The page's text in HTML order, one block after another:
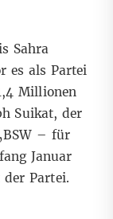
Sahra
es als Partei
Millionen
Suikat, der
– für
Januar
Partei.